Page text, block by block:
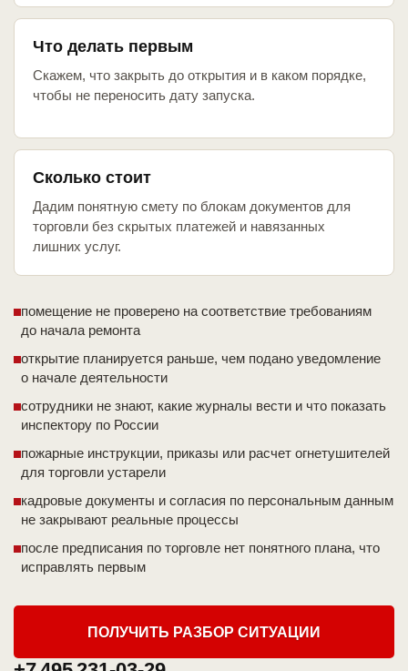
Что делать первым
Скажем, что закрыть до открытия и в каком порядке,
чтобы не переносить дату запуска.
Сколько стоит
Дадим понятную смету по блокам документов для
торговли без скрытых платежей и навязанных
лишних услуг.
помещение не проверено на соответствие требованиям
до начала ремонта
открытие планируется раньше, чем подано уведомление
о начале деятельности
сотрудники не знают, какие журналы вести и что показать
инспектору по России
пожарные инструкции, приказы или расчет огнетушителей
для торговли устарели
кадровые документы и согласия по персональным данным
не закрывают реальные процессы
после предписания по торговле нет понятного плана, что
исправлять первым
ПОЛУЧИТЬ РАЗБОР СИТУАЦИИ